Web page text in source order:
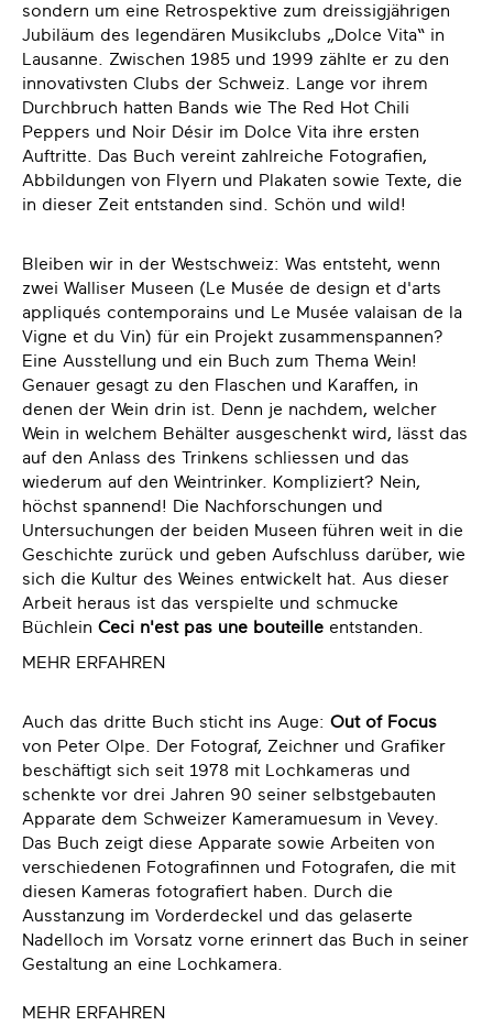
sondern um eine Retrospektive zum dreissigjährigen
Jubiläum des legendären Musikclubs „Dolce Vita“ in
Lausanne. Zwischen 1985 und 1999 zählte er zu den
innovativsten Clubs der Schweiz. Lange vor ihrem
Durchbruch hatten Bands wie The Red Hot Chili
Peppers und Noir Désir im Dolce Vita ihre ersten
Auftritte. Das Buch vereint zahlreiche Fotografien,
Abbildungen von Flyern und Plakaten sowie Texte, die
in dieser Zeit entstanden sind. Schön und wild!
Bleiben wir in der Westschweiz: Was entsteht, wenn
zwei Walliser Museen (Le Musée de design et d'arts
appliqués contemporains und Le Musée valaisan de la
Vigne et du Vin) für ein Projekt zusammenspannen?
Eine Ausstellung und ein Buch zum Thema Wein!
Genauer gesagt zu den Flaschen und Karaffen, in
denen der Wein drin ist. Denn je nachdem, welcher
Wein in welchem Behälter ausgeschenkt wird, lässt das
auf den Anlass des Trinkens schliessen und das
wiederum auf den Weintrinker. Kompliziert? Nein,
höchst spannend! Die Nachforschungen und
Untersuchungen der beiden Museen führen weit in die
Geschichte zurück und geben Aufschluss darüber, wie
sich die Kultur des Weines entwickelt hat. Aus dieser
Arbeit heraus ist das verspielte und schmucke
Büchlein Ceci n'est pas une bouteille entstanden.
MEHR ERFAHREN
Auch das dritte Buch sticht ins Auge: Out of Focus
von Peter Olpe. Der Fotograf, Zeichner und Grafiker
beschäftigt sich seit 1978 mit Lochkameras und
schenkte vor drei Jahren 90 seiner selbstgebauten
Apparate dem Schweizer Kameramuesum in Vevey.
Das Buch zeigt diese Apparate sowie Arbeiten von
verschiedenen Fotografinnen und Fotografen, die mit
diesen Kameras fotografiert haben. Durch die
Ausstanzung im Vorderdeckel und das gelaserte
Nadelloch im Vorsatz vorne erinnert das Buch in seiner
Gestaltung an eine Lochkamera.
MEHR ERFAHREN